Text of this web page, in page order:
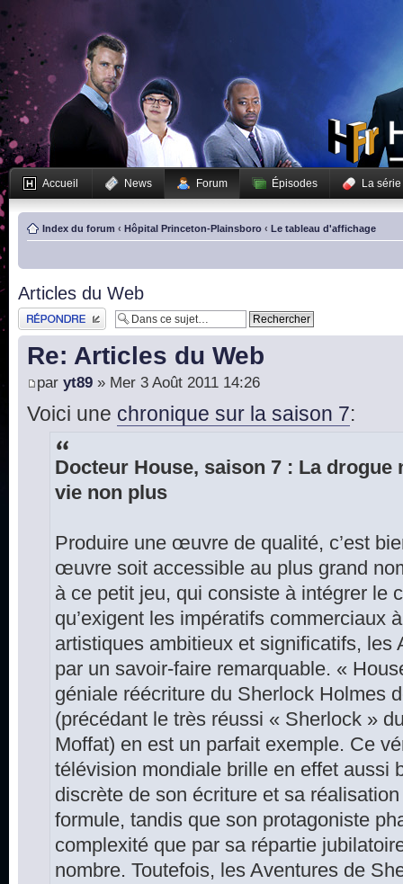
Accueil News Forum Épisodes La série
Index du forum ‹ Hôpital Princeton-Plainsboro ‹ Le tableau d'affichage
Articles du Web
Publier une réponse
Re: Articles du Web
par yt89 » Mer 3 Août 2011 14:26
Voici une chronique sur la saison 7:
Docteur House, saison 7 : La drogue
vie non plus
Produire une œuvre de qualité, c’est
œuvre soit accessible au plus grand
à ce petit jeu, qui consiste à intégrer le
qu’exigent les impératifs commerciaux
artistiques ambitieux et significatifs, les
par un savoir-faire remarquable. «
géniale réécriture du Sherlock Holmes
(précédant le très réussi « Sherlock »
Moffat) en est un parfait exemple. Ce
télévision mondiale brille en effet aussi
discrète de son écriture et sa
formule, tandis que son protagoniste
complexité que par sa répartie
nombre. Toutefois, les Aventures de